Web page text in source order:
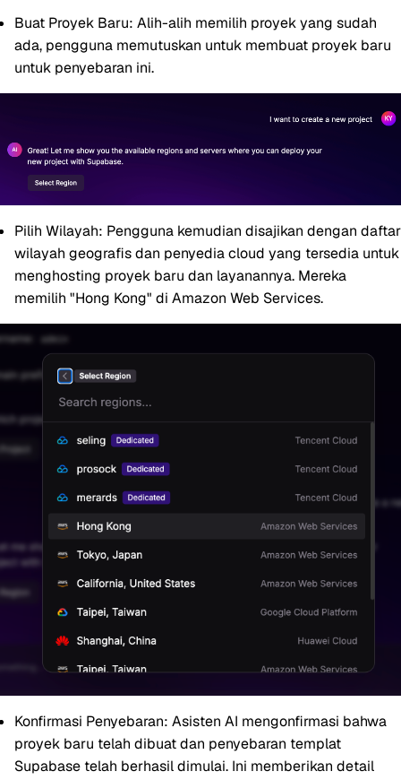
Buat Proyek Baru: Alih-alih memilih proyek yang sudah
ada, pengguna memutuskan untuk membuat proyek baru
untuk penyebaran ini.
Pilih Wilayah: Pengguna kemudian disajikan dengan daftar
wilayah geografis dan penyedia cloud yang tersedia untuk
menghosting proyek baru dan layanannya. Mereka
memilih "Hong Kong" di Amazon Web Services.
Konfirmasi Penyebaran: Asisten AI mengonfirmasi bahwa
proyek baru telah dibuat dan penyebaran templat
Supabase telah berhasil dimulai. Ini memberikan detail